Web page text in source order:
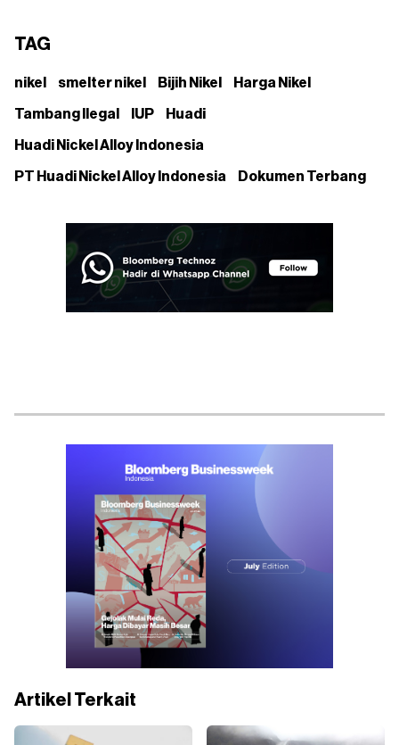
TAG
nikel smelter nikel Bijih Nikel Harga Nikel
Tambang Ilegal IUP Huadi
Huadi Nickel Alloy Indonesia
PT Huadi Nickel Alloy Indonesia Dokumen Terbang
Artikel Terkait